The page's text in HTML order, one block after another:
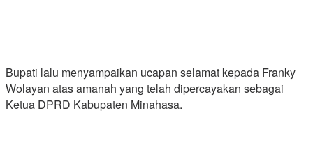
Bupati lalu menyampaikan ucapan selamat kepada Franky
Wolayan atas amanah yang telah dipercayakan sebagai
Ketua DPRD Kabupaten Minahasa.